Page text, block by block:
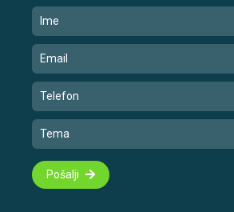
Pošalji